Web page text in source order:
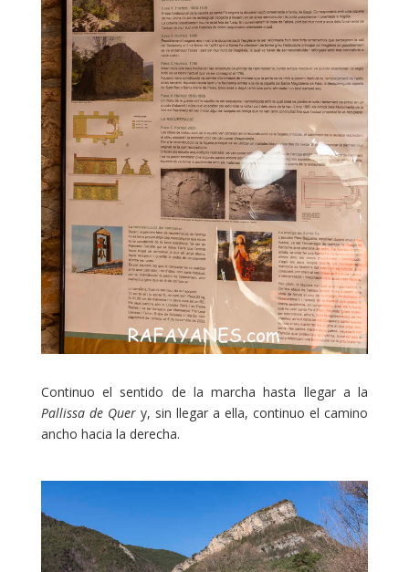
Continuo el sentido de la marcha hasta llegar a la
Pallissa de Query, sin llegar a ella, continuo el camino
ancho hacia la derecha.